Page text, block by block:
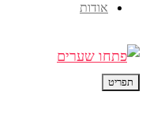
אודות
תפריט